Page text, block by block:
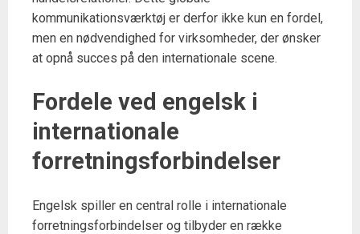
kommunikationsværktøj er derfor ikke kun en fordel,
men en nødvendighed for virksomheder, der ønsker
at opnå succes på den internationale scene.
Fordele ved engelsk i
internationale
forretningsforbindelser
Engelsk spiller en central rolle i internationale
forretningsforbindelser og tilbyder en række